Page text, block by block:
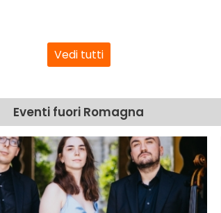
Vedi tutti
Eventi fuori Romagna